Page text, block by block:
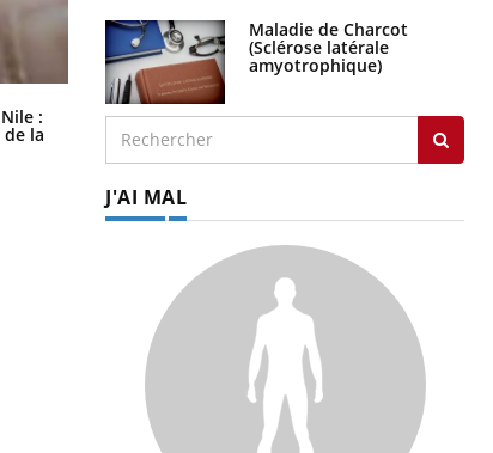
:
la
Les médicaments GLP-1 protègent-
ils aussi les os ?
Maladie de Charcot
(Sclérose latérale
amyotrophique)
J'AI MAL